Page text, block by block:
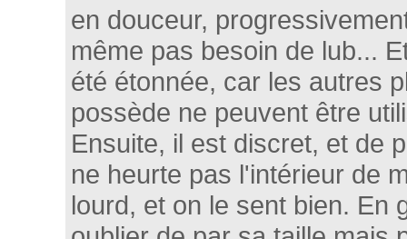
en douceur,
même pas besoin de lub...
été étonnée, car les autres
possède ne peuvent être
Ensuite, il est discret, et de
ne heurte pas l'intérieur de
lourd, et on le sent bien. En